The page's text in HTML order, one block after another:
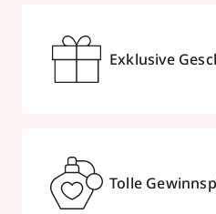
Pfinztalstraße 64,
Durlach
Exklusive
Tolle